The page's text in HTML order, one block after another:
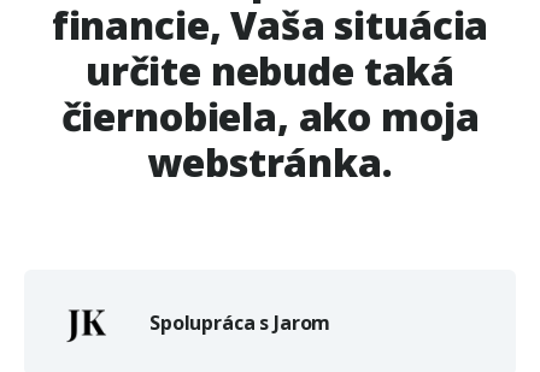
financie, Vaša situácia
určite nebude taká
čiernobiela, ako moja
webstránka.
Spolupráca s Jarom